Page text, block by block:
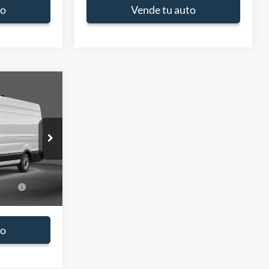
Vende tu auto
TKA96650
Ext. Int.
$61,740
-$4,000
$57,740